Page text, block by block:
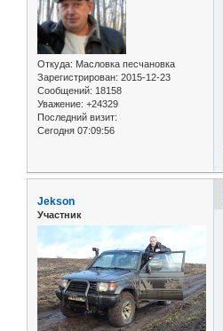
Откуда: Масловка песчановка
Зарегистрирован: 2015-12-23
Сообщений: 18158
Уважение: +24329
Последний визит:
Сегодня 07:09:56
Jekson
Участник